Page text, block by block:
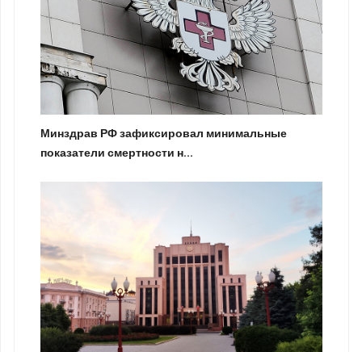
Минздрав РФ зафиксировал минимальные
показатели смертности н...